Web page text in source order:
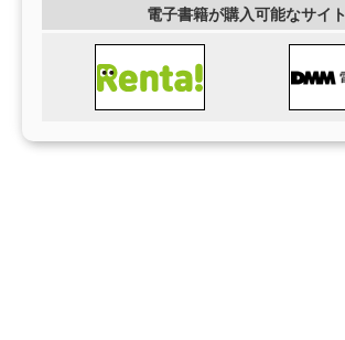
電子書籍が購入可能なサイト